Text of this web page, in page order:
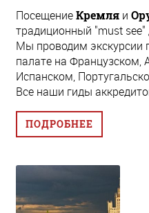
ПосещениеКремля и
традиционный "must see"
Мы проводим
палате на Французском,
Испанском,
Все наши гиды
ПОДРОБНЕЕ